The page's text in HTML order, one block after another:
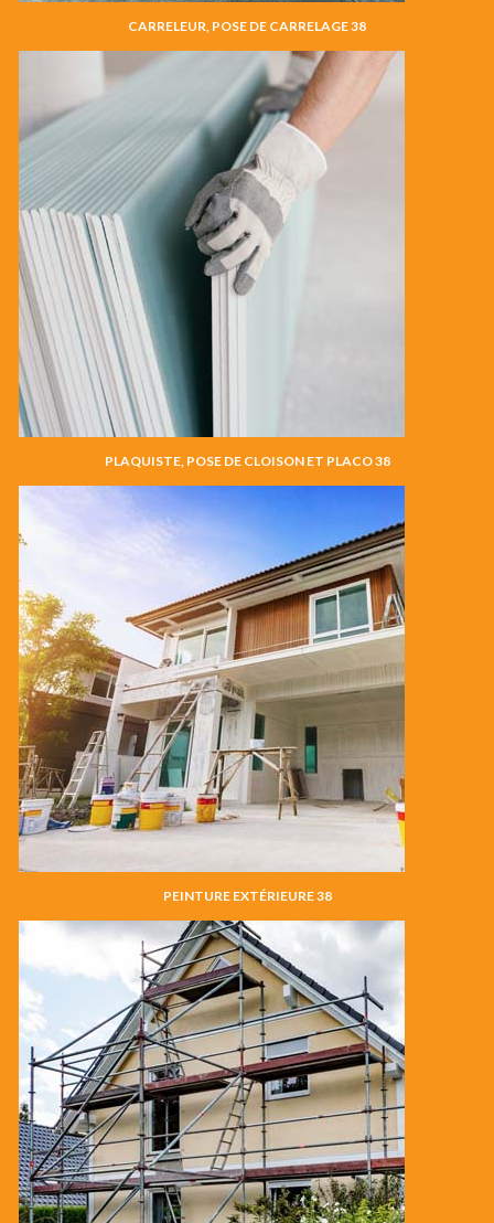
CARRELEUR, POSE DE CARRELAGE 38
PLAQUISTE, POSE DE CLOISON ET PLACO 38
PEINTURE EXTÉRIEURE 38